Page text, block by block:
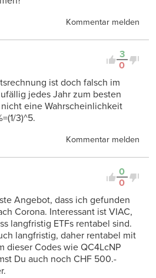
Kommentar melden
3
0
ist doch falsch im
jedes Jahr zum besten
eine Wahrscheinlichkeit
3)^5.
Kommentar melden
0
0
Angebot, dass ich gefunden
Corona. Interessant ist VIAC,
langfristig ETFs rentabel sind.
langfristig, daher rentabel mit
dieser Codes wie QC4LcNP
Du auch noch CHF 500.-